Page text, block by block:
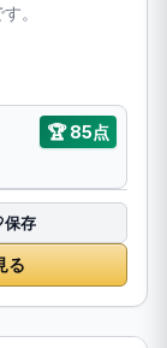
。
🏆85点
保存
る